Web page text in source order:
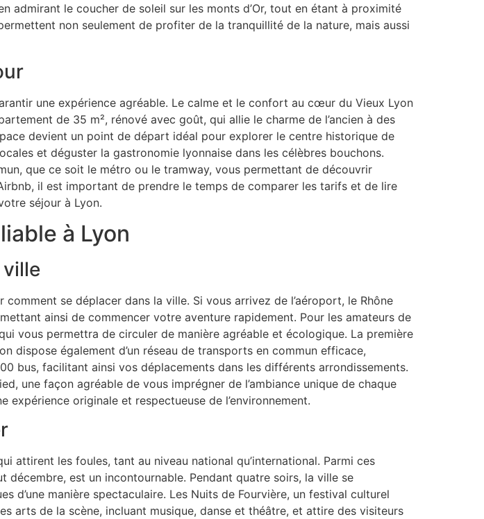
admirant le coucher de soleil sur les monts d’Or, tout en étant à proximité
non seulement de profiter de la tranquillité de la nature, mais aussi
une expérience agréable. Le calme et le confort au cœur du Vieux Lyon
de 35 m², rénové avec goût, qui allie le charme de l’ancien à des
devient un point de départ idéal pour explorer le centre historique de
et déguster la gastronomie lyonnaise dans les célèbres bouchons.
que ce soit le métro ou le tramway, vous permettant de découvrir
il est important de prendre le temps de comparer les tarifs et de lire
séjour à Lyon.
à Lyon
se déplacer dans la ville. Si vous arrivez de l’aéroport, le Rhône
ainsi de commencer votre aventure rapidement. Pour les amateurs de
vous permettra de circuler de manière agréable et écologique. La première
dispose également d’un réseau de transports en commun efficace,
bus, facilitant ainsi vos déplacements dans les différents arrondissements.
une façon agréable de vous imprégner de l’ambiance unique de chaque
originale et respectueuse de l’environnement.
attirent les foules, tant au niveau national qu’international. Parmi ces
décembre, est un incontournable. Pendant quatre soirs, la ville se
d’une manière spectaculaire. Les Nuits de Fourvière, un festival culturel
arts de la scène, incluant musique, danse et théâtre, et attire des visiteurs